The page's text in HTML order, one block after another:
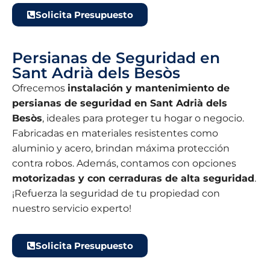
Solicita Presupuesto
Persianas de Seguridad en
Sant Adrià dels Besòs
Ofrecemos instalación y mantenimiento de
persianas de seguridad en Sant Adrià dels
Besòs, ideales para proteger tu hogar o negocio.
Fabricadas en materiales resistentes como
aluminio y acero, brindan máxima protección
contra robos. Además, contamos con opciones
motorizadas y con cerraduras de alta seguridad.
¡Refuerza la seguridad de tu propiedad con
nuestro servicio experto!
Solicita Presupuesto